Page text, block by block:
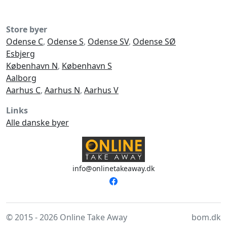
Store byer
Odense C, Odense S, Odense SV, Odense SØ
Esbjerg
København N, København S
Aalborg
Aarhus C, Aarhus N, Aarhus V
Links
Alle danske byer
info@onlinetakeaway.dk
© 2015 - 2026 Online Take Away bom.dk